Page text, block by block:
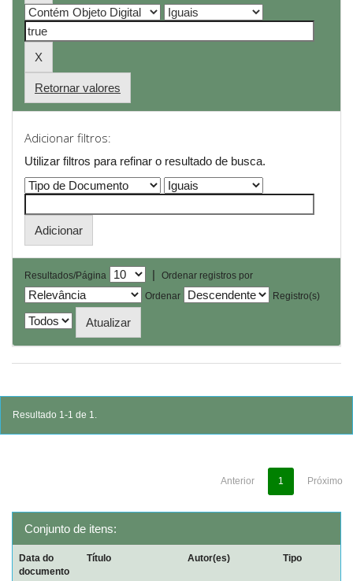
Retornar valores
Adicionar filtros:
Utilizar filtros para refinar o resultado de busca.
Resultados/Página |
Ordenar registros por
Ordenar
Registro(s)
Resultado 1-1 de 1.
Anterior 1 Próximo
Conjunto de itens:
Data do
documento
Título Autor(es) Tipo